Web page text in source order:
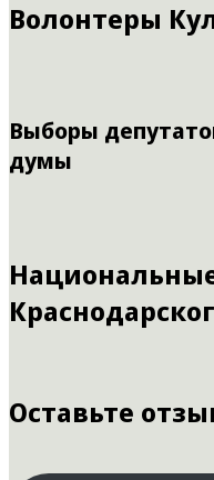
Волонтеры
Выборы
думы
Оставьте